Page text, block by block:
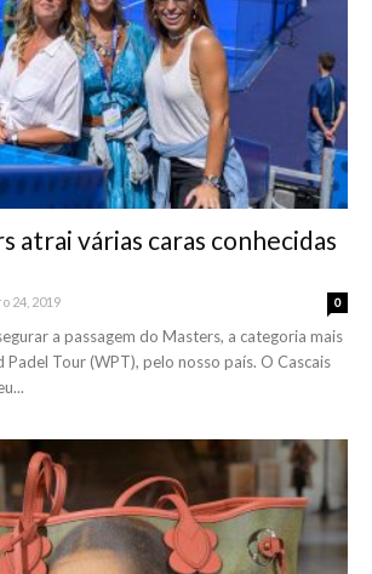
atrai várias caras conhecidas
24, 2019 0
a passagem do Masters, a categoria mais
Tour (WPT), pelo nosso país. O Cascais